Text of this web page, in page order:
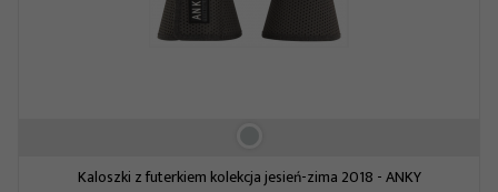
Kaloszki z futerkiem kolekcja jesień-zima 2018 - ANKY